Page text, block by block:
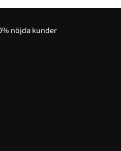
nöjda kunder